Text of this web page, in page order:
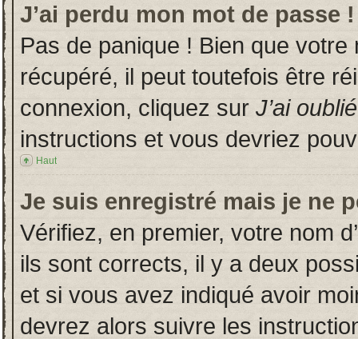
J’ai perdu mon mot de passe !
Pas de panique ! Bien que
récupéré, il peut toutefois être
connexion, cliquez sur J’ai
instructions et vous devriez
Haut
Je suis enregistré mais je ne
Vérifiez, en premier, votre nom
ils sont corrects, il y a deux
et si vous avez indiqué avoir
devrez alors suivre les